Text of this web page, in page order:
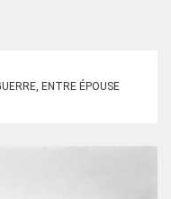
ENTRE ÉPOUSE